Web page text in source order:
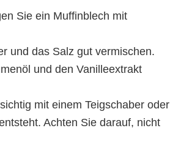
Sie ein Muffinblech mit
und das Salz gut vermischen.
und den Vanilleextrakt
mit einem Teigschaber oder
Achten Sie darauf, nicht